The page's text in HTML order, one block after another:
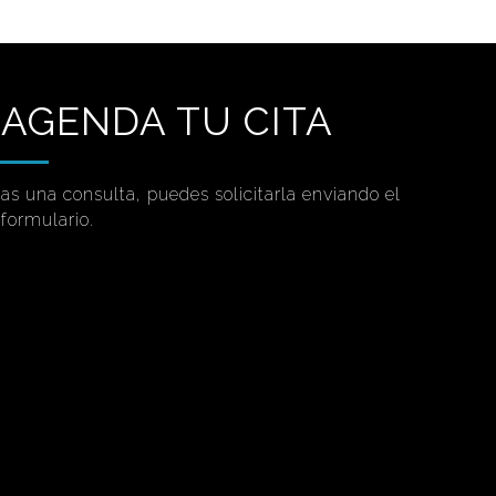
AGENDA TU CITA
una consulta, puedes solicitarla enviando el